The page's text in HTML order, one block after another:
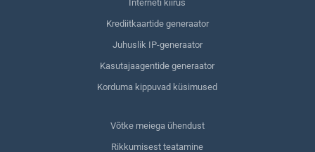
Interneti kiirus
Krediitkaartide generaator
Juhuslik IP-generaator
Kasutajaagentide generaator
Korduma kippuvad küsimused
Võtke meiega ühendust
Rikkumisest teatamine